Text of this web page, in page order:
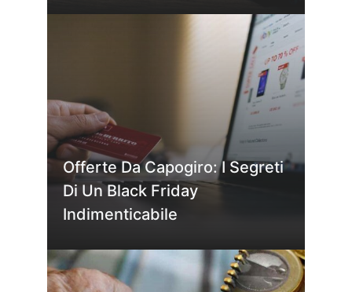
Offerte Da Capogiro: I Segreti
Di Un Black Friday
Indimenticabile